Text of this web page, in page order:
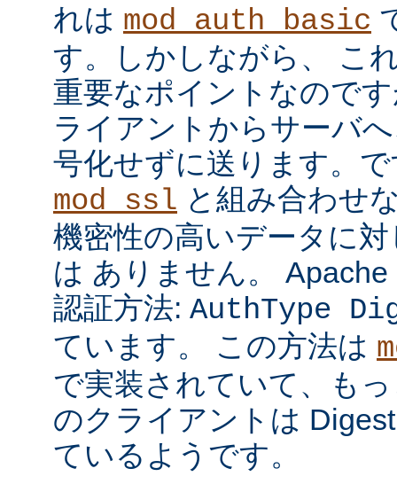
れは mod_auth_basic
す。しかしながら、 こ
重要なポイントなので
ライアントからサーバ
号化せずに送ります。
mod_ssl と組み合わせ
機密性の高いデータに
は ありません。
認証方法: AuthType
ています。 この方法は
で実装されていて、も
のクライアントは
ているようです。